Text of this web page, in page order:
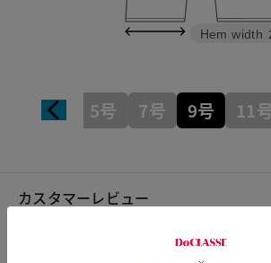
Hem width
5号 7号 9号 11
カスタマーレビュー